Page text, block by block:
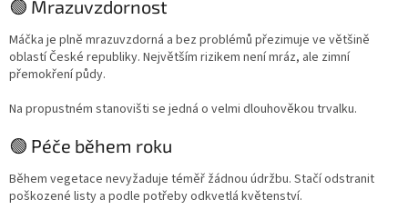
🟢 Mrazuvzdornost
Máčka je plně mrazuvzdorná a bez problémů přezimuje ve většině
oblastí České republiky. Největším rizikem není mráz, ale zimní
přemokření půdy.
Na propustném stanovišti se jedná o velmi dlouhověkou trvalku.
🟢 Péče během roku
Během vegetace nevyžaduje téměř žádnou údržbu. Stačí odstranit
poškozené listy a podle potřeby odkvetlá květenství.